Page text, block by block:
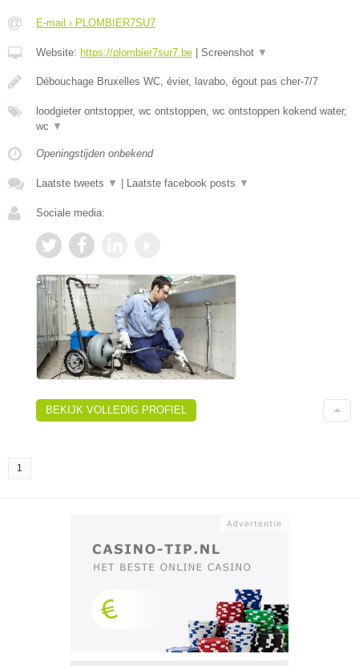
E-mail › PLOMBIER7SU7
Website: https://plombier7sur7.be Screenshot ▼
Débouchage Bruxelles WC, évier, lavabo, égout pas cher-7/7
loodgieter ontstopper, wc ontstoppen, wc ontstoppen kokend water,
wc ▼
Openingstijden onbekend
Laatste tweets ▼ Laatste facebook posts ▼
Sociale media:
BEKIJK VOLLEDIG PROFIEL
1